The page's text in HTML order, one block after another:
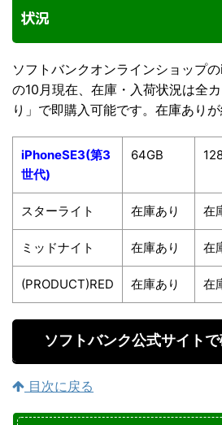
状況
ソフトバンクオンラインショップ
の10月現在、在庫・入荷状況は全
り」で即購入可能です。在庫ありが
iPhoneSE3(第3
世代)
64GB
スターライト 在庫あり 在
ミッドナイト 在庫あり 在
(PRODUCT)RED 在庫あり 在
ソフトバンク公式サイト
目次に戻る